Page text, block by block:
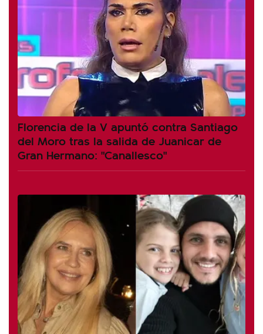
Florencia de la V apuntó contra Santiago
del Moro tras la salida de Juanicar de
Gran Hermano: "Canallesco"